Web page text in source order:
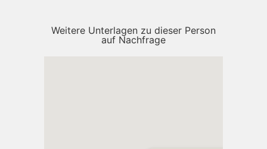
Weitere Unterlagen zu dieser Person
auf Nachfrage